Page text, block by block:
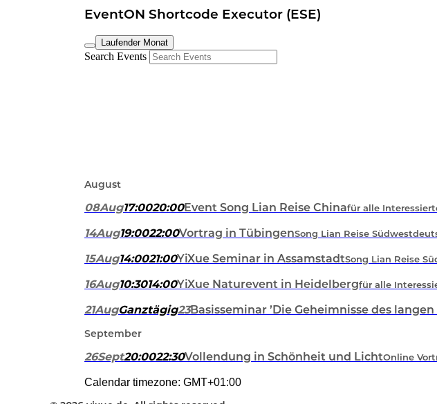
EventON Shortcode Executor (ESE)
Laufender Monat
Search Events
August
08Aug17:0020:00Event Song Lian Reise Chinafür alle
14Aug19:0022:00Vortrag in TübingenSong Lian Reise
15Aug14:0021:00YiXue Seminar in AssamstadtSong Lian Reise
16Aug10:3014:00YiXue Naturevent in Heidelbergfür alle
21AugGanztägig23Basisseminar ’Die Geheimnisse des langen
September
26Sept20:0022:30Vollendung in Schönheit und LichtOnline
Calendar timezone: GMT+01:00